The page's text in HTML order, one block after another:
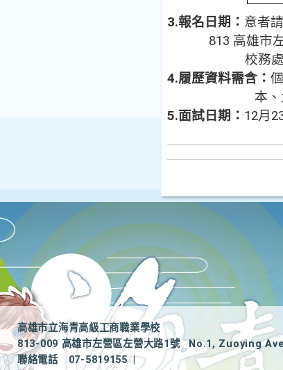
3.報名日期： 意者
813 高雄市
校務
4.履歷資料需含：
本
5.面試日期： 12月
高雄市立海青高級工商職業學校
813-009 高雄市左營區左營大路1號
No.1, Zuoying
聯絡電話
07-5819155 |